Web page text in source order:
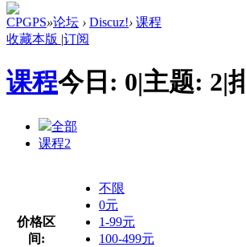
CPGPS»论坛 › Discuz!› 课程
收藏本版 |订阅
课程今日: 0|主题: 2|
全部
课程2
价格区
间:
不限
0元
1-99元
100-499元